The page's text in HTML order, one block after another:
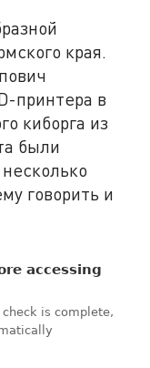
края.
принтера в
киборга из
были
говорить и